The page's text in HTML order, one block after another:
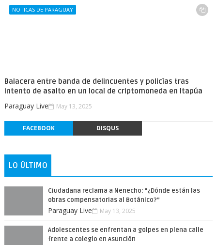
NOTICAS DE PARAGUAY
Balacera entre banda de delincuentes y policías tras
intento de asalto en un local de criptomoneda en Itapúa
Paraguay Live May 13, 2025
FACEBOOK DISQUS
LO ÚLTIMO
Ciudadana reclama a Nenecho: "¿Dónde están las
obras compensatorias al Botánico?”
Paraguay Live May 13, 2025
Adolescentes se enfrentan a golpes en plena calle
frente a colegio en Asunción